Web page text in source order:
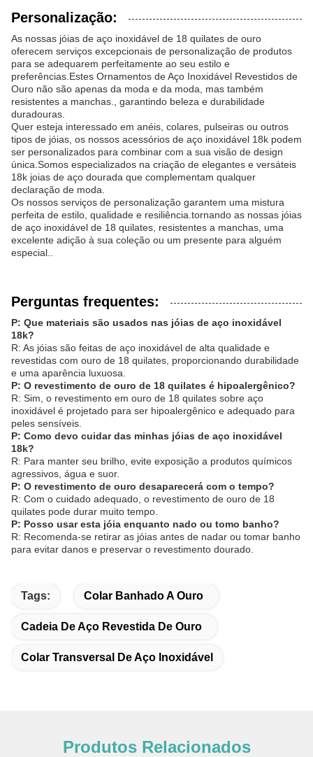
Personalização:
As nossas jóias de aço inoxidável de 18 quilates de ouro
oferecem serviços excepcionais de personalização de produtos
para se adequarem perfeitamente ao seu estilo e
preferências.Estes Ornamentos de Aço Inoxidável Revestidos de
Ouro não são apenas da moda e da moda, mas também
resistentes a manchas., garantindo beleza e durabilidade
duradouras.
Quer esteja interessado em anéis, colares, pulseiras ou outros
tipos de jóias, os nossos acessórios de aço inoxidável 18k podem
ser personalizados para combinar com a sua visão de design
única.Somos especializados na criação de elegantes e versáteis
18k joias de aço dourada que complementam qualquer
declaração de moda.
Os nossos serviços de personalização garantem uma mistura
perfeita de estilo, qualidade e resiliência.tornando as nossas jóias
de aço inoxidável de 18 quilates, resistentes a manchas, uma
excelente adição à sua coleção ou um presente para alguém
especial..
Perguntas frequentes:
P: Que materiais são usados nas jóias de aço inoxidável
18k?
R: As jóias são feitas de aço inoxidável de alta qualidade e
revestidas com ouro de 18 quilates, proporcionando durabilidade
e uma aparência luxuosa.
P: O revestimento de ouro de 18 quilates é hipoalergênico?
R: Sim, o revestimento em ouro de 18 quilates sobre aço
inoxidável é projetado para ser hipoalergênico e adequado para
peles sensíveis.
P: Como devo cuidar das minhas jóias de aço inoxidável
18k?
R: Para manter seu brilho, evite exposição a produtos químicos
agressivos, água e suor.
P: O revestimento de ouro desaparecerá com o tempo?
R: Com o cuidado adequado, o revestimento de ouro de 18
quilates pode durar muito tempo.
P: Posso usar esta jóia enquanto nado ou tomo banho?
R: Recomenda-se retirar as jóias antes de nadar ou tomar banho
para evitar danos e preservar o revestimento dourado.
Tags: Colar Banhado A Ouro
Cadeia De Aço Revestida De Ouro
Colar Transversal De Aço Inoxidável
Produtos Relacionados